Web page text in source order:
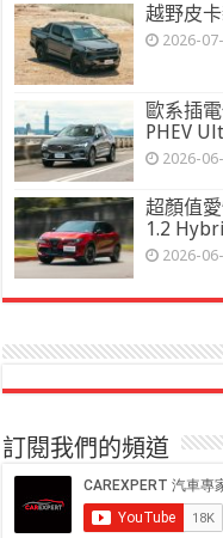
越野皮
2026-
歐系插
PHEV
2026-
超顏值
1.2
2026-
訂閱我們的頻道